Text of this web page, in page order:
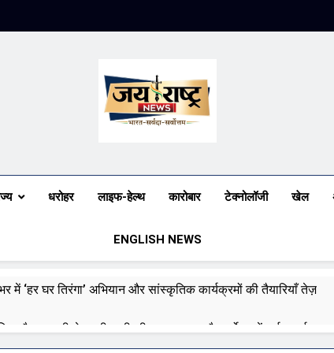
Jai Rashtra
धरोहर लाइफ-हेल्थ कारोबार टेक्नोलॉजी खेल
ENGLISH NEWS
में ‘हर घर तिरंगा’ अभियान और सांस्कृतिक कार्यक्रमों की तैयारियाँ तेज़
और बाढ़ की चेतावनी जारी की, उत्तर भारत और पूर्वोत्तर में हाई अलर्ट